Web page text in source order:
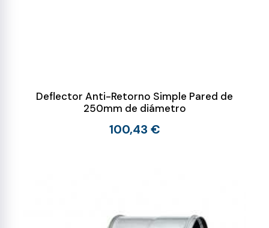
Deflector Anti-Retorno Simple Pared de
250mm de diámetro
100,43 €